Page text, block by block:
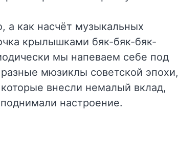
как насчёт музыкальных
крылышками бяк-бяк-бяк-
мы напеваем себе под
мюзиклы советской эпохи,
внесли немалый вклад,
настроение.